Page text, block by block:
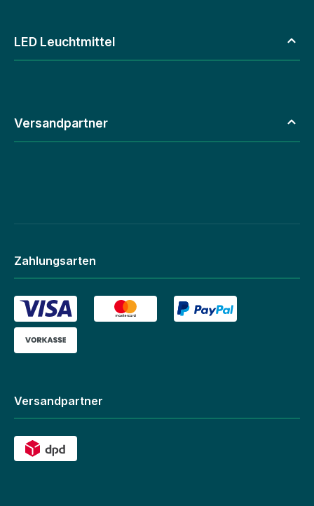
LED Leuchtmittel
Versandpartner
Zahlungsarten
Versandpartner